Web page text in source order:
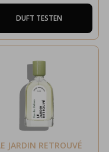
DUFT TESTEN
JARDIN RETROUVÉ